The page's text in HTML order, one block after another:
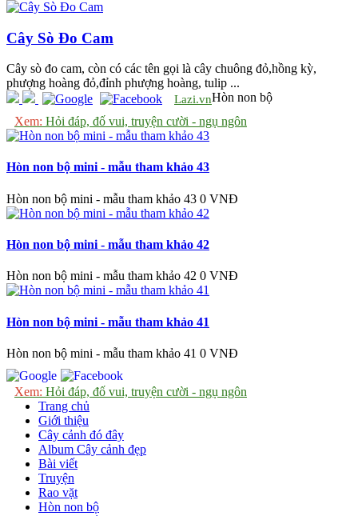
Cây Sò Đo Cam
Cây sò đo cam, còn có các tên gọi là cây chuông đỏ,hồng kỳ,
phượng hoàng đỏ,đỉnh phượng hoàng, tulip ...
Lazi.vn
Xem: Hỏi đáp, đố vui, truyện cười - ngụ ngôn
Hòn non bộ
Hòn non bộ mini - mẫu tham khảo 43
Hòn non bộ mini - mẫu tham khảo 43 0 VNĐ
Hòn non bộ mini - mẫu tham khảo 42
Hòn non bộ mini - mẫu tham khảo 42 0 VNĐ
Hòn non bộ mini - mẫu tham khảo 41
Hòn non bộ mini - mẫu tham khảo 41 0 VNĐ
Xem: Hỏi đáp, đố vui, truyện cười - ngụ ngôn
Trang chủ
Giới thiệu
Cây cảnh đó đây
Album Cây cảnh đẹp
Bài viết
Truyện
Rao vặt
Hòn non bộ